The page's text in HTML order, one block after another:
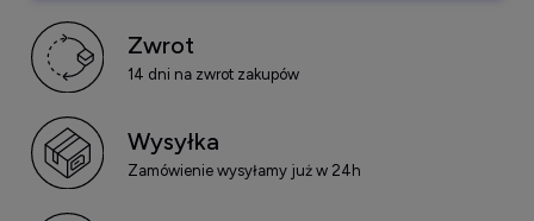
Zwrot
14 dni na zwrot zakupów
Wysyłka
Zamówienie wysyłamy już w 24h